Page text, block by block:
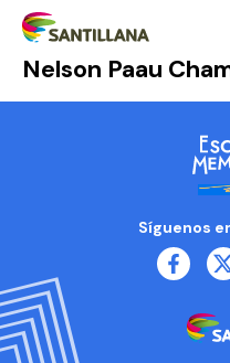
Nelson Paau
Síguenos